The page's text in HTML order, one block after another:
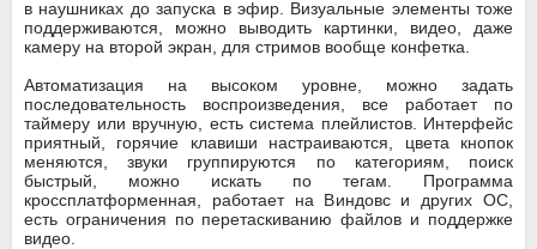
в наушниках до запуска в эфир. Визуальные элементы тоже
поддерживаются, можно выводить картинки, видео, даже
камеру на второй экран, для стримов вообще конфетка.
Автоматизация на высоком уровне, можно задать
последовательность воспроизведения, все работает по
таймеру или вручную, есть система плейлистов. Интерфейс
приятный, горячие клавиши настраиваются, цвета кнопок
меняются, звуки группируются по категориям, поиск
быстрый, можно искать по тегам. Программа
кроссплатформенная, работает на Виндовс и других ОС,
есть ограничения по перетаскиванию файлов и поддержке
видео.